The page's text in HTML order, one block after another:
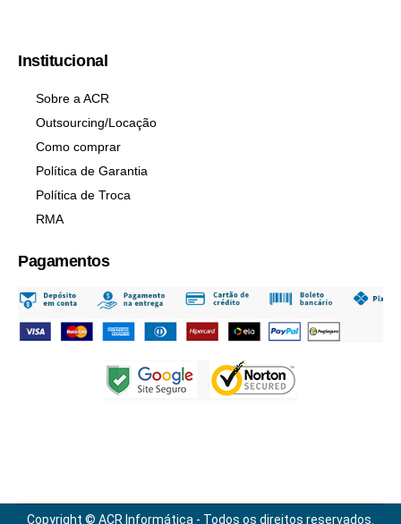
Institucional
Sobre a ACR
Outsourcing/Locação
Como comprar
Política de Garantia
Política de Troca
RMA
Pagamentos
Copyright © ACR Informática - Todos os direitos reservados.